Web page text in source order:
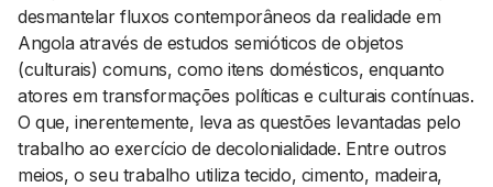
desmantelar fluxos contemporâneos da realidade em
Angola através de estudos semióticos de objetos
(culturais) comuns, como itens domésticos, enquanto
atores em transformações políticas e culturais contínuas.
O que, inerentemente, leva as questões levantadas pelo
trabalho ao exercício de decolonialidade. Entre outros
meios, o seu trabalho utiliza tecido, cimento, madeira,